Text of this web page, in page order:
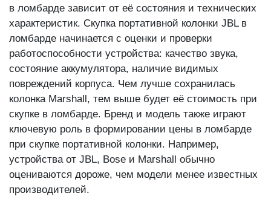
в ломбарде зависит от её состояния и технических
характеристик. Скупка портативной колонки JBL в
ломбарде начинается с оценки и проверки
работоспособности устройства: качество звука,
состояние аккумулятора, наличие видимых
повреждений корпуса. Чем лучше сохранилась
колонка Marshall, тем выше будет её стоимость при
скупке в ломбарде. Бренд и модель также играют
ключевую роль в формировании цены в ломбарде
при скупке портативной колонки. Например,
устройства от JBL, Bose и Marshall обычно
оцениваются дороже, чем модели менее известных
производителей.